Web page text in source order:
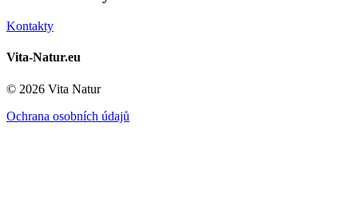
Kontakty
Vita-Natur.eu
© 2026 Vita Natur
Ochrana osobních údajů